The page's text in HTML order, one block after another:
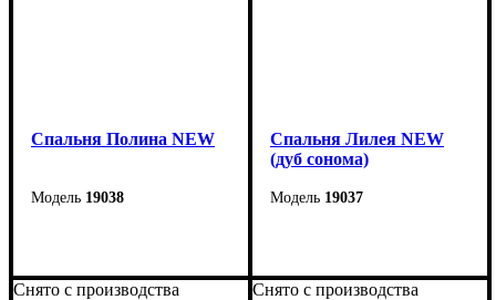
Спальня Полина NEW
19038
Спальня Лилея NEW
(дуб сонома)
19037
Снято с производства Снято с производства